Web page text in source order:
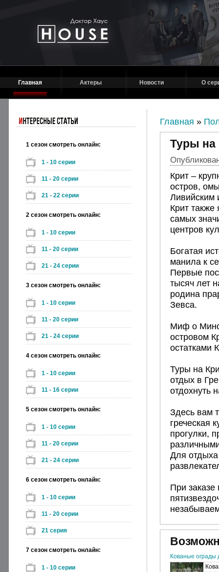
Главная Актеры Новости О
1 сезон смотреть онлайн:
1 - 10 серии
11 - 20 серии
21 - 22 серии
2 сезон смотреть онлайн:
1 - 10 серии
11 - 20 серии
21 - 24 серии
3 сезон смотреть онлайн:
1 - 10 серии
11 - 20 серии
21 - 24 серии
4 сезон смотреть онлайн:
1 - 10 серии
11 - 16 серии
5 сезон смотреть онлайн:
1 - 10 серии
11 - 20 серии
21 - 24 серии
6 сезон смотреть онлайн:
1 - 10 серии
11 - 20 серии
21 серия
7 сезон смотреть онлайн:
1 - 10 серии
Главная »
Туры на
Крит –
остров,
Ливийским
Крит также
самых
центров
Богатая
манила к
Первые
тысяч лет
родина
Зевса.
Миф о
островом
остатками
Туры на
отдых в
отдохнуть
Здесь вам
греческая
прогулки,
Для
При
Кованые ограды